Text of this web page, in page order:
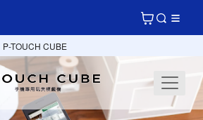
P-TOUCH CUBE